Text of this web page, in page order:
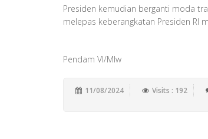
Presiden kemudian berganti moda
melepas keberangkatan Presiden RI
Pendam VI/Mlw
11/08/2024 Visits : 192